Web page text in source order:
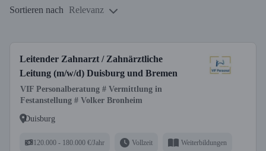
Sortieren nach Relevanz
Leitender Zahnarzt / Zahnärztliche
Leitung (m/w/d) Duisburg und Bremen
VIF Personalberatung # Vermittlung in
Festanstellung # Volker Bronheim
Duisburg
120.000 - 180.000 €/Jahr Vollzeit Weiterbildungen